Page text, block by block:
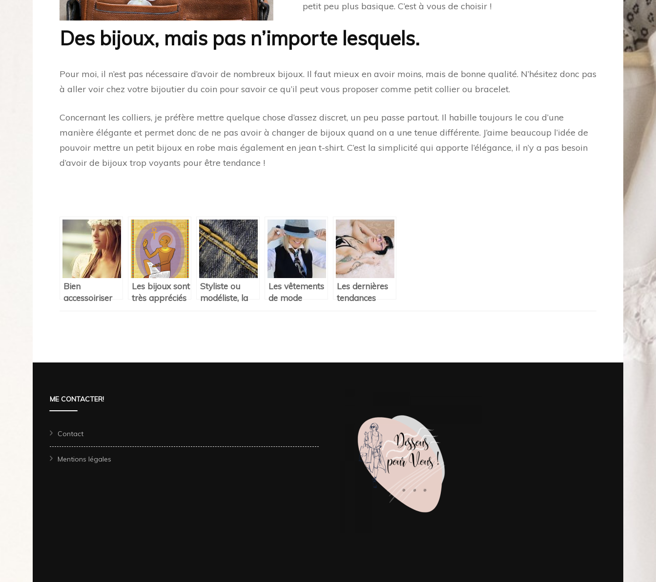
petit peu plus basique. C’est à vous de choisir !
Des bijoux, mais pas n’importe lesquels.
Pour moi, il n’est pas nécessaire d’avoir de nombreux bijoux. Il faut mieux en avoir moins, mais de bonne qualité. N’hésitez donc pas
à aller voir chez votre bijoutier du coin pour savoir ce qu’il peut vous proposer comme petit collier ou bracelet.
Concernant les colliers, je préfère mettre quelque chose d’assez discret, un peu passe partout. Il habille toujours le cou d’une
manière élégante et permet donc de ne pas avoir à changer de bijoux quand on a une tenue différente. J’aime beaucoup l’idée de
pouvoir mettre un petit bijoux en robe mais également en jean t-shirt. C’est la simplicité qui apporte l’élégance, il n’y a pas besoin
d’avoir de bijoux trop voyants pour être tendance !
Bien
accessoiriser
Les bijoux sont
très appréciés
Styliste ou
modéliste, la
Les vêtements
de mode
Les dernières
tendances
ME CONTACTER!
Contact
Mentions légales